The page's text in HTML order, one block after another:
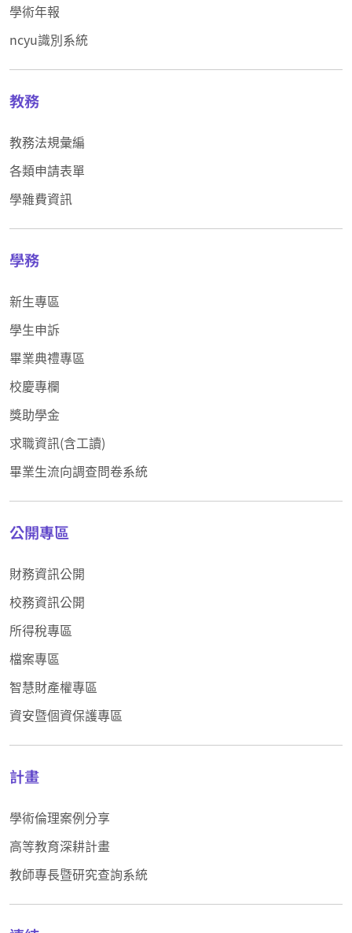
學術年報
ncyu識別系統
教務
教務法規彙編
各類申請表單
學雜費資訊
學務
新生專區
學生申訴
畢業典禮專區
校慶專欄
獎助學金
求職資訊(含工讀)
畢業生流向調查問卷系統
公開專區
財務資訊公開
校務資訊公開
所得稅專區
檔案專區
智慧財產權專區
資安暨個資保護專區
計畫
學術倫理案例分享
高等教育深耕計畫
教師專長暨研究查詢系統